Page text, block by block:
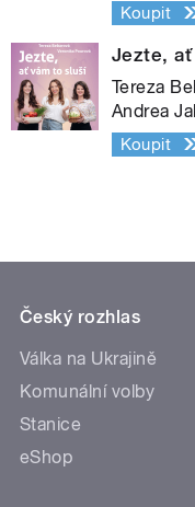
Koupit
Jezte,
Tereza
Andrea
Koupit
Český rozhlas
Válka na Ukrajině
Komunální volby
Stanice
eShop